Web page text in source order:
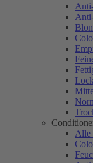
Alle